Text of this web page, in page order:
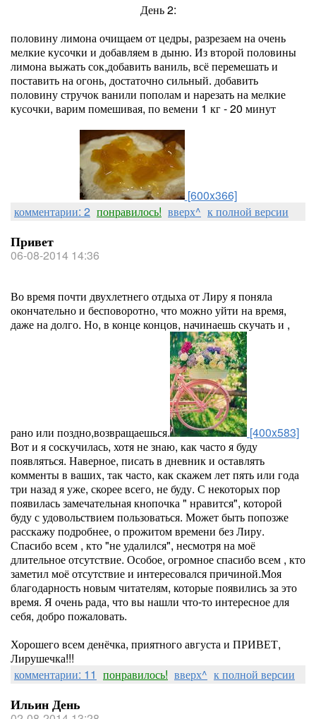
День 2:
половину лимона очищаем от цедры, разрезаем на очень
мелкие кусочки и добавляем в дыню. Из второй половины
лимона выжать сок,добавить ваниль, всё перемешать и
поставить на огонь, достаточно сильный. добавить
половину стручок ванили пополам и нарезать на мелкие
кусочки, варим помешивая, по вемени 1 кг - 20 минут
[600x366]
комментарии: 2 понравилось! вверх^ к полной версии
Привет
06-08-2014 14:36
Во время почти двухлетнего отдыха от Лиру я поняла
окончательно и бесповоротно, что можно уйти на время,
даже на долго. Но, в конце концов, начинаешь скучать и ,
рано или поздно,возвращаешься.
[400x583]
Вот и я соскучилась, хотя не знаю, как часто я буду
появляться. Наверное, писать в дневник и оставлять
комменты в ваших, так часто, как скажем лет пять или года
три назад я уже, скорее всего, не буду. С некоторых пор
появилась замечательная кнопочка " нравится", которой
буду с удовольствием пользоваться. Может быть попозже
расскажу подробнее, о прожитом времени без Лиру.
Спасибо всем , кто "не удалился", несмотря на моё
длительное отсутствие. Особое, огромное спасибо всем , кто
заметил моё отсутствие и интересовался причиной.Моя
благодарность новым читателям, которые появились за это
время. Я очень рада, что вы нашли что-то интересное для
себя, добро пожаловать.
Хорошего всем денёчка, приятного августа и ПРИВЕТ,
Лирушечка!!!
комментарии: 11 понравилось! вверх^ к полной версии
Ильин День